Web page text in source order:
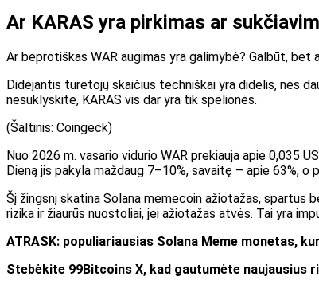
Ar KARAS yra pirkimas ar
Ar beprotiškas WAR augimas yra galimybė? Galbūt,
Didėjantis turėtojų skaičius techniškai yra didelis, nes
nesuklyskite, KARAS vis dar yra tik spėlionės.
(Šaltinis: Coingeck)
Nuo 2026 m. vasario vidurio WAR prekiauja apie 0,035
Dieną jis pakyla maždaug 7–10%, savaitę – apie 63%,
Šį žingsnį skatina Solana memecoin ažiotažas, spartus
rizika ir žiaurūs nuostoliai, jei ažiotažas atvės. Tai yra
ATRASK: populiariausias Solana Meme monetas,
Stebėkite 99Bitcoins X, kad gautumėte naujausius